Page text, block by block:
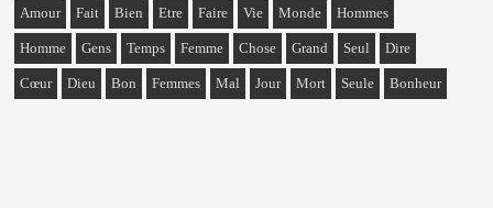
Amour Fait Bien Etre Faire Vie Monde Hommes
Homme Gens Temps Femme Chose Grand Seul Dire
Cœur Dieu Bon Femmes Mal Jour Mort Seule Bonheur